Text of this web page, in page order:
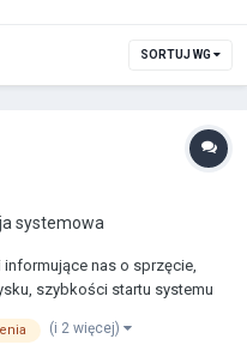
SORTUJ WG
systemowa
nas o sprzęcie,
szybkości startu systemu
to dokładnie model laptopa
(i 2 więcej)